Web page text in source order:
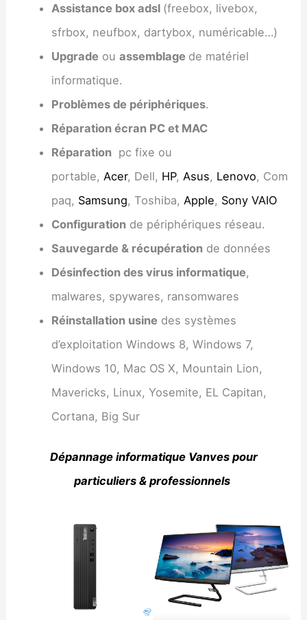
Assistance box adsl (freebox, livebox,
sfrbox, neufbox, dartybox, numéricable…)
Upgrade ou assemblage de matériel
informatique.
Problèmes de périphériques.
Réparation écran PC et MAC
Réparationpc fixe ou
portable, Acer, Dell, HP, Asus, Lenovo, Com
paq, Samsung, Toshiba, Apple, Sony VAIO
Configurationde périphériques réseau.
Sauvegarde & récupérationde données
Désinfection des virus informatique,
malwares, spywares, ransomwares
Réinstallation usine des systèmes
d’exploitation Windows 8, Windows 7,
Windows 10, Mac OS X, Mountain Lion,
Mavericks, Linux, Yosemite, EL Capitan,
Cortana, Big Sur
Dépannage informatique Vanves pour
particuliers & professionnels